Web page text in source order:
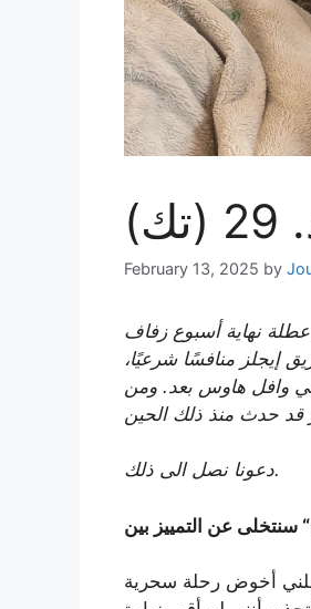
February 13, 2025 by
نهاية أسبوع زفاف
إيجلز منافسًا شرعيًا،
وافل هاوس بعد. ومن
دعونا نصل الى ذلك.
مما جعلني أخوض رحلة سحرية